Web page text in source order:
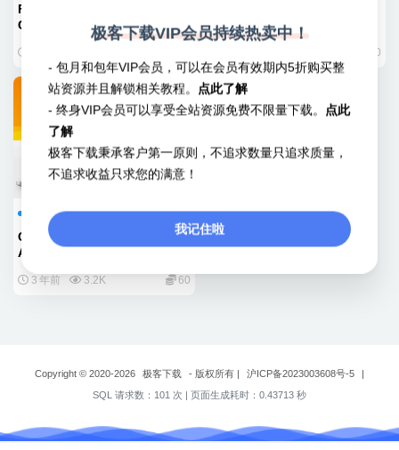
FlyWeb for Web to App
Convertor 网页转换为APP应用
Flutter即管理面板
IOS+安卓电子商务程序源码
30
安卓IOS源码
Classima Classified Ads
Android App – 分类信息安卓
3 年前 3.2K 60
Copyright © 2020-2026 极客下载 - 版权所有 沪ICP备2023003608号-5
SQL 请求数：101 次
页面生成耗时：0.43713 秒
极客下载VIP会员持续热卖中！
- 包月和包年VIP会员，可以在会员有效期内5折购买整
站资源并且解锁相关教程。 点此了解
- 终身VIP会员可以享受全站资源免费不限量下载。 点此
了解
极客下载秉承客户第一原则，不追求数量只追求质量，
不追求收益只求您的满意！
我记住啦